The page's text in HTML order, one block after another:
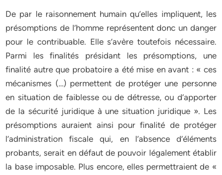
De par le raisonnement humain qu’elles impliquent, les
présomptions de l’homme représentent donc un danger
pour le contribuable. Elle s’avère toutefois nécessaire.
Parmi les finalités présidant les présomptions, une
finalité autre que probatoire a été mise en avant : « ces
mécanismes (…) permettent de protéger une personne
en situation de faiblesse ou de détresse, ou d’apporter
de la sécurité juridique à une situation juridique ». Les
présomptions auraient ainsi pour finalité de protéger
l’administration fiscale qui, en l’absence d’éléments
probants, serait en défaut de pouvoir légalement établir
la base imposable. Plus encore, elles permettraient de «